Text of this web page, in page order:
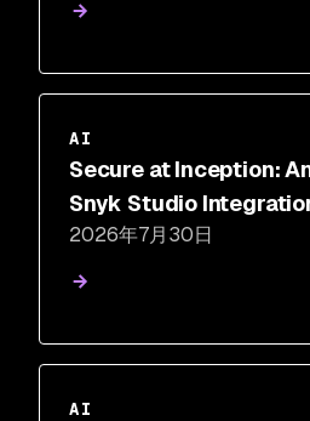
AI
Secure at Inception:
Snyk Studio
Cortex Code
2026年7月30日
AI